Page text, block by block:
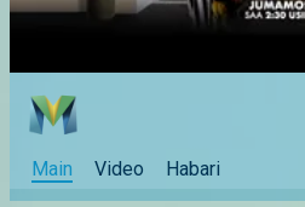
Main Video Habari